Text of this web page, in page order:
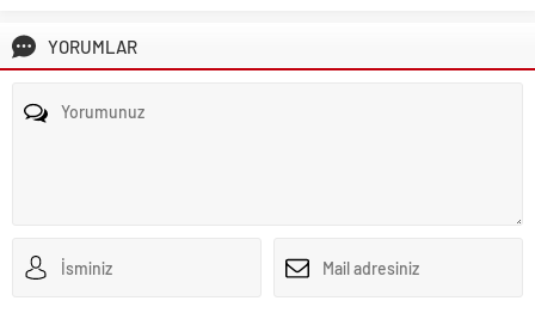
YORUMLAR